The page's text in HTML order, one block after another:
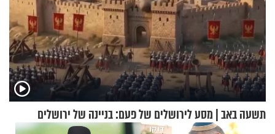
תשעה באב | מסע לירושלים של פעם: בניינה של ירושלים